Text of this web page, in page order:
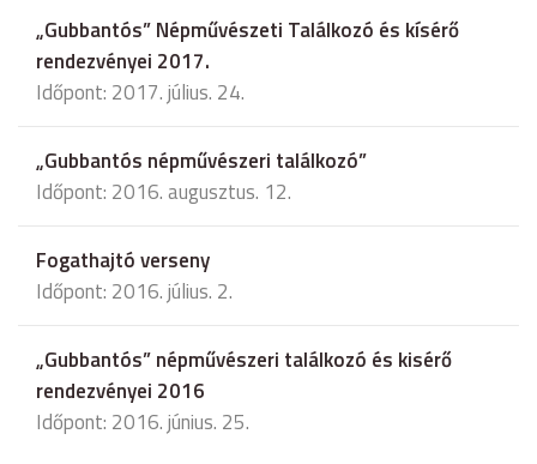
„Gubbantós” Népművészeti Találkozó és kísérő
rendezvényei 2017.
Időpont: 2017. július. 24.
„Gubbantós népművészeri találkozó”
Időpont: 2016. augusztus. 12.
Fogathajtó verseny
Időpont: 2016. július. 2.
„Gubbantós” népművészeri találkozó és kisérő
rendezvényei 2016
Időpont: 2016. június. 25.